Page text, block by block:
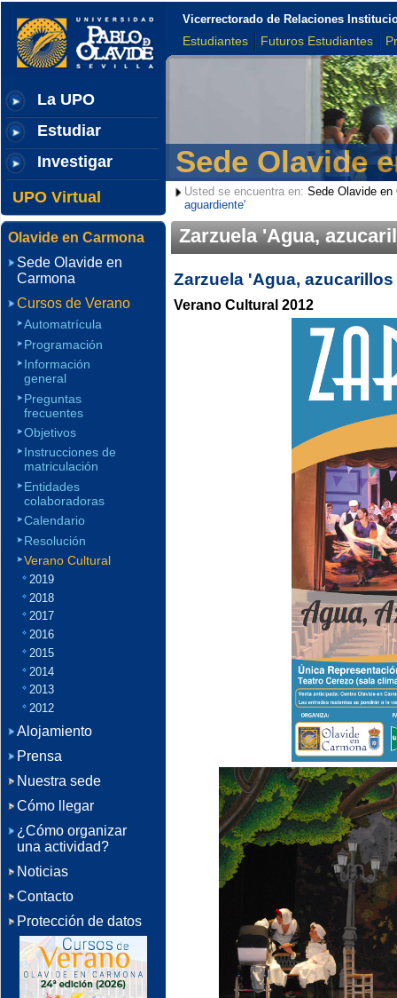
La UPO
Estudiar
Investigar
UPO Virtual
Vicerrectorado de Relaciones
Estudiantes Futuros Estudiantes
Sede Olavide
Usted se encuentra en: Sede Olavide en
aguardiente'
Zarzuela 'Agua,
Zarzuela 'Agua,
Verano Cultural 2012
Olavide en Carmona
Sede Olavide en
Carmona
Cursos de Verano
Automatrícula
Programación
Información
general
Preguntas
frecuentes
Objetivos
Instrucciones de
matriculación
Entidades
colaboradoras
Calendario
Resolución
Verano Cultural
2019
2018
2017
2016
2015
2014
2013
2012
Alojamiento
Prensa
Nuestra sede
Cómo llegar
¿Cómo organizar
una actividad?
Noticias
Contacto
Protección de datos